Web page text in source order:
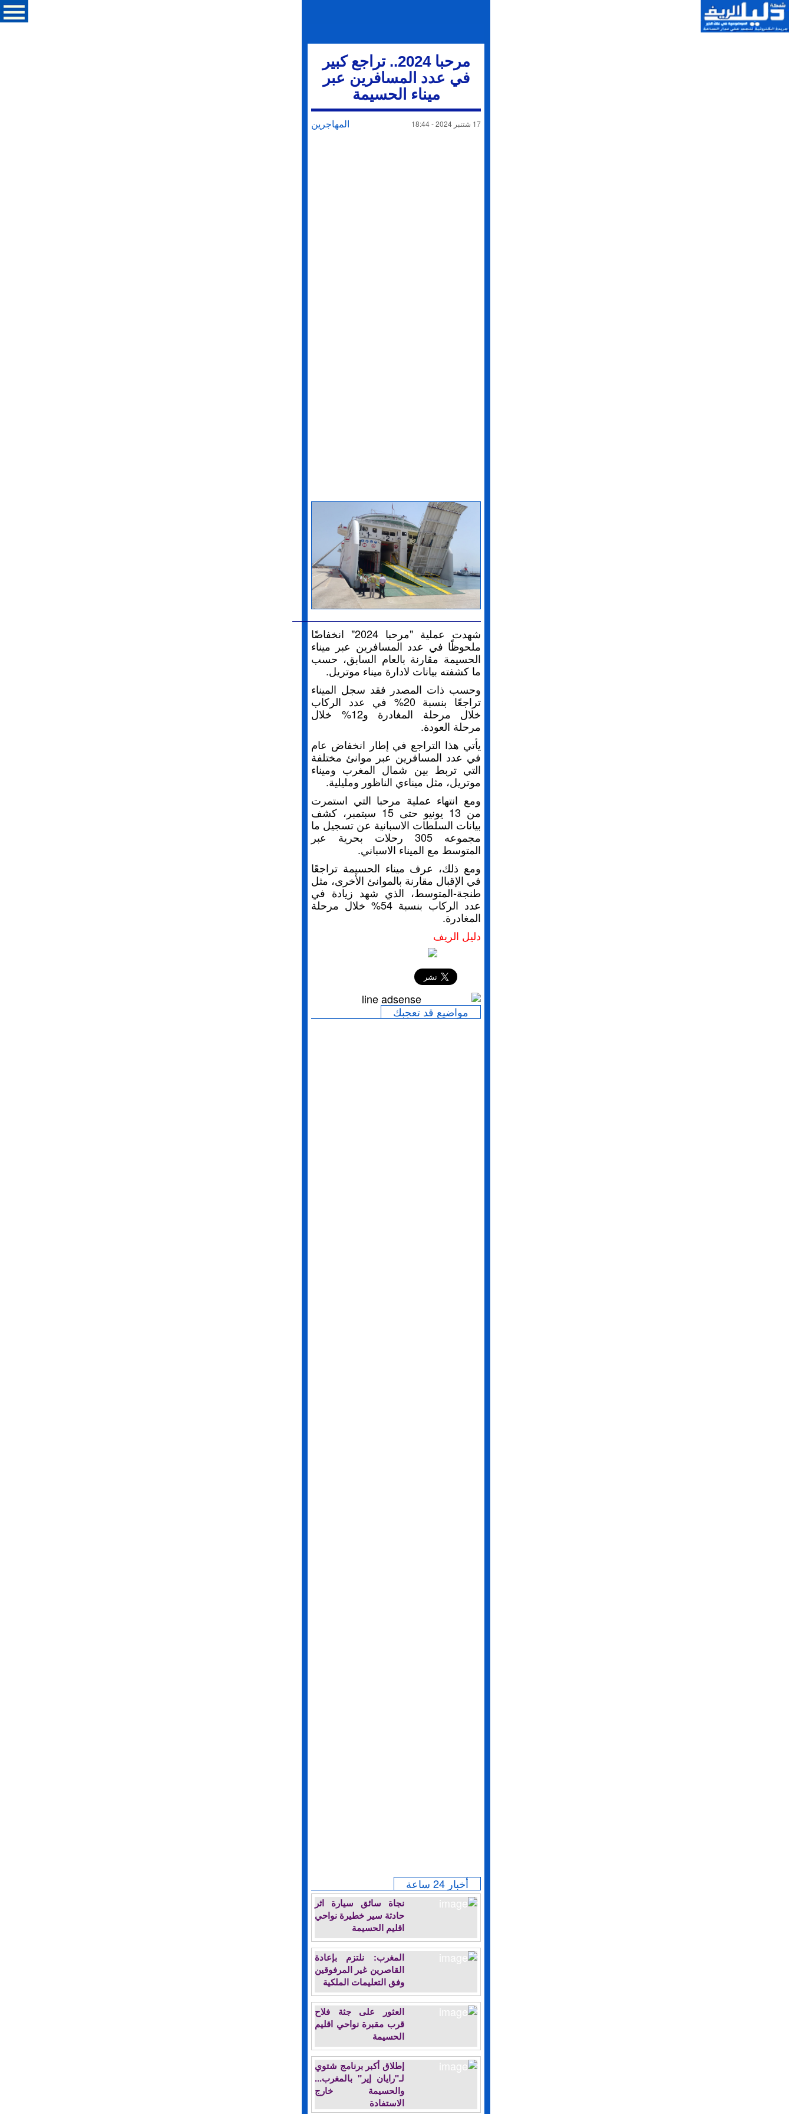
مرحبا 2024.. تراجع كبير
في عدد المسافرين عبر
ميناء الحسيمة
المهاجرين 17 شتنبر 2024 - 18:44
شهدت عملية "مرحبا 2024" انخفاضًا
ملحوظًا في عدد المسافرين عبر ميناء
الحسيمة مقارنة بالعام السابق، حسب
ما كشفته بيانات لادارة ميناء موتريل.
وحسب ذات المصدر فقد سجل الميناء
تراجعًا بنسبة 20% في عدد الركاب
خلال مرحلة المغادرة و12% خلال
مرحلة العودة.
يأتي هذا التراجع في إطار انخفاض عام
في عدد المسافرين عبر موانئ مختلفة
التي تربط بين شمال المغرب وميناء
موتريل، مثل ميناءي الناظور ومليلية.
ومع انتهاء عملية مرحبا التي استمرت
من 13 يونيو حتى 15 سبتمبر، كشف
بيانات السلطات الاسبانية عن تسجيل ما
مجموعه 305 رحلات بحرية عبر
المتوسط مع الميناء الاسباني.
ومع ذلك، عرف ميناء الحسيمة تراجعًا
في الإقبال مقارنة بالموانئ الأخرى، مثل
طنجة-المتوسط، الذي شهد زيادة في
عدد الركاب بنسبة 54% خلال مرحلة
المغادرة.
دليل الريف
مواضيع قد تعجبك
أخبار 24 ساعة
نجاة سائق سيارة اثر
حادثة سير خطيرة نواحي
اقليم الحسيمة
المغرب: نلتزم بإعادة
القاصرين غير المرفوقين
وفق التعليمات الملكية
العثور على جثة فلاح
قرب مقبرة نواحي اقليم
الحسيمة
إطلاق أكبر برنامج شتوي
لـ"رايان إير" بالمغرب...
والحسيمة خارج
الاستفادة